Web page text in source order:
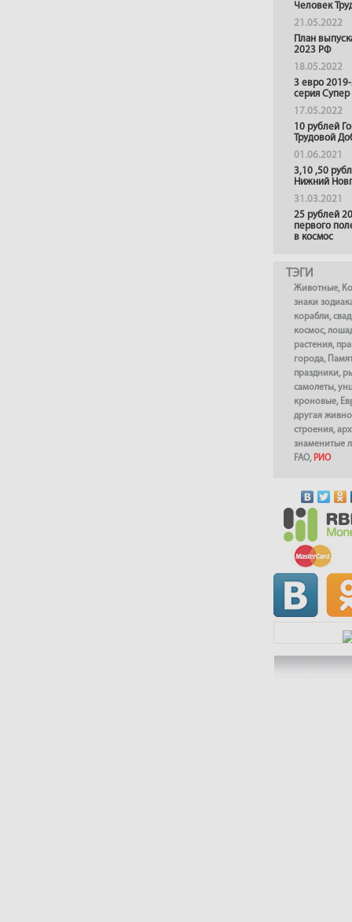
Человек
21.05.2022
План
2023 РФ
18.05.2022
3 евро
серия
17.05.2022
10 рублей
Трудовой
01.06.2021
3,10 ,50
Нижний
31.03.2021
25 рублей
первого
в космос
ТЭГИ
Животные,
знаки
корабли,
космос,
растения,
города,
праздники,
самолеты,
кроновые,
другая
строения,
знаменитые
FAO, РИО